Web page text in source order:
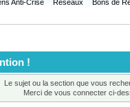
Anti-Crise Réseaux Bons de
!
Le sujet ou la section que vous
Merci de vous connecter ci-